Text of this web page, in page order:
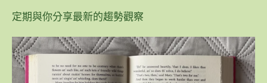
定期與你分享最新的趨勢觀察